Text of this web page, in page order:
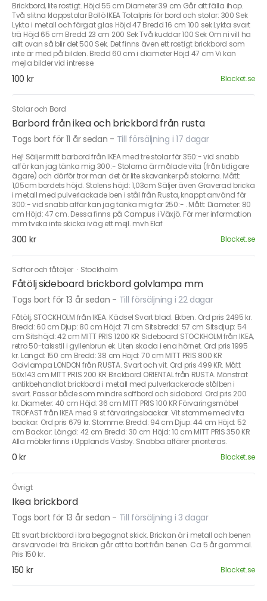
Brickbord, lite rostigt. Höjd 55 cm Diameter 39 cm Går att fälla ihop.
Två slitna klappstolar Bollö IKEA Totalpris för bord och stolar: 300 Sek
Lykta i metall och färgat glas Höjd 47 Bredd 16 cm 100 sek Lykta svart
trä Höjd 65 cm Bredd 23 cm 200 Sek Två kuddar 100 Sek Om ni vill ha
allt ovan så blir det 500 Sek. Det finns även ett rostigt brickbord som
inte är med på bilden. Bredd 60 cm i diameter Höjd 47 cm Vi kan
mejla bilder vid intresse.
100 kr Blocket.se
Stolar och Bord
Barbord från ikea och brickbord från rusta
Togs bort för 11 år sedan - Till försäljning i 17 dagar
Hej! Säljer mitt barbord från IKEA med tre stolar för 350:- vid snabb
affär kan jag tänka mig 300:- Stolarna är målade vita (från tidigare
ägare) och därför tror man det är lite skavanker på stolarna. Mått:
1,05cm bordets höjd. Stolens höjd: 1,03cm Säljer även Graverad bricka
i metall med pulverlackade ben i stål från Rusta, knappt använd för
300:- vid snabb affär kan jag tänka mig för 250:- . Mått: Diameter: 80
cm Höjd: 47 cm. Dessa finns på Campus i Växjö. För mer information
mm tveka inte skicka iväg ett mejl. mvh Elaf
300 kr Blocket.se
Soffor och fåtöljer · Stockholm
Fåtölj sideboard brickbord golvlampa mm
Togs bort för 13 år sedan - Till försäljning i 22 dagar
Fåtölj, STOCKHOLM från IKEA. Kädsel Svart blad. Ekben. Ord pris 2495 kr.
Bredd: 60 cm Djup: 80 cm Höjd: 71 cm Sitsbredd: 57 cm Sitsdjup: 54
cm Sitshöjd: 42 cm MITT PRIS 1200 KR Sideboard STOCKHOLM från IKEA,
retro 50-talsstil i gyllenbrun ek. Liten skada i ena hörnet. Ord pris 1995
kr. Längd: 150 cm Bredd: 38 cm Höjd: 70 cm MITT PRIS 800 KR
Golvlampa LONDON från RUSTA. Svart och vit. Ord pris 499 KR. Mått
50x143 cm MITT PRIS 200 KR Brickbord ORIENTAL från RUSTA. Mönstrat
antikbehandlat brickbord i metall med pulverlackerade stålben i
svart. Passar både som mindre soffbord och sidobord. Ord pris 200
kr. Diameter: 40 cm Höjd: 36 cm MITT PRIS 100 KR Förvaringsmöbel
TROFAST från IKEA med 9 st förvaringsbackar. Vit stomme med vita
backar. Ord pris 679 kr. Stomme: Bredd: 94 cm Djup: 44 cm Höjd: 52
cm Backar: Längd: 42 cm Bredd: 30 cm Höjd: 10 cm MITT PRIS 350 KR
Alla möbler finns i Upplands Väsby. Snabba affärer prioriteras.
0 kr Blocket.se
Övrigt
Ikea brickbord
Togs bort för 13 år sedan - Till försäljning i 3 dagar
Ett svart brickbord i bra begagnat skick. Brickan är i metall och benen
är svarvade i trä. Brickan går att ta bort från benen. Ca 5 år gammal.
Pris 150 kr.
150 kr Blocket.se